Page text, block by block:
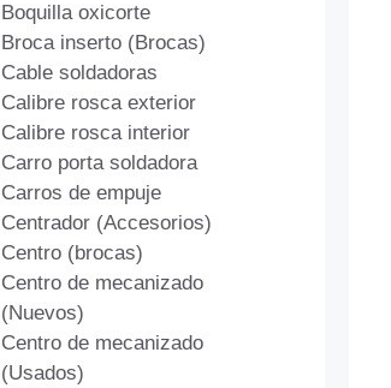
Boquilla oxicorte
Broca inserto (Brocas)
Cable soldadoras
Calibre rosca exterior
Calibre rosca interior
Carro porta soldadora
Carros de empuje
Centrador (Accesorios)
Centro (brocas)
Centro de mecanizado
(Nuevos)
Centro de mecanizado
(Usados)